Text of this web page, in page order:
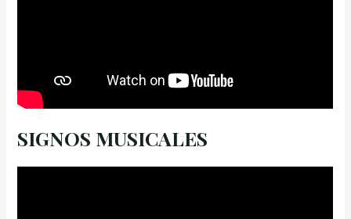
SIGNOS MUSICALES